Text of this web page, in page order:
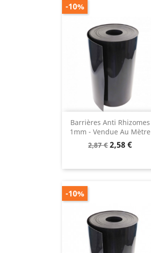
Barrières Anti Rhizomes
1mm - Vendue Au Mètre
Prix
2,87 €Prix
2,58 €
-10%
-10%